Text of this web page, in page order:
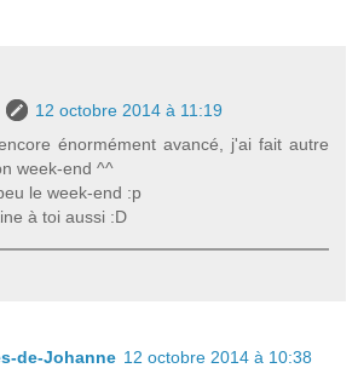
12 octobre 2014 à 11:19
énormément avancé, j'ai fait autre
week-end ^^
le week-end :p
à toi aussi :D
de-Johanne 12 octobre 2014 à 10:38